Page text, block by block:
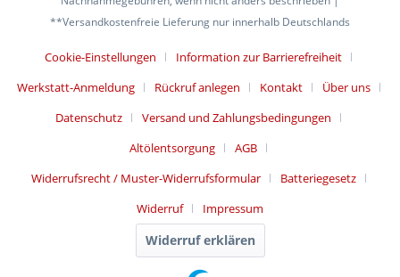
**Versandkostenfreie Lieferung nur innerhalb Deutschlands
Cookie-Einstellungen
Information zur Barrierefreiheit
Werkstatt-Anmeldung
Rückruf anlegen Kontakt
Über uns
Datenschutz
Versand und Zahlungsbedingungen
Altölentsorgung
AGB
Widerrufsrecht / Muster-Widerrufsformular
Batteriegesetz
Widerruf
Impressum
Widerruf erklären